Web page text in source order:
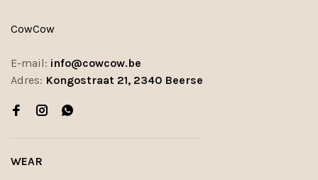
CowCow
E-mail: info@cowcow.be
Adres: Kongostraat 21, 2340 Beerse
WEAR